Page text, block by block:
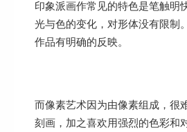
印象派画作常见的特色是笔触明
光与色的变化，对形体没有限制
作品有明确的反映。
而像素艺术因为由像素组成，很
刻画，加之喜欢用强烈的色彩和